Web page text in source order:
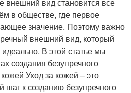
в обществе, где первое
значение. Поэтому важно
внешний вид, который
В этой статье мы
создания безупречного
Уход за кожей – это
к созданию безупречного